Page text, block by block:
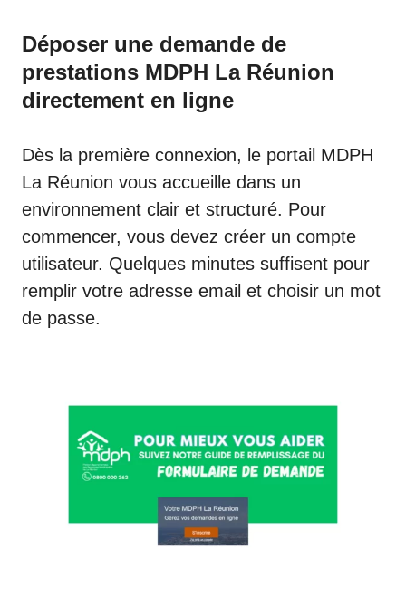
Déposer une demande de
prestations MDPH La Réunion
directement en ligne
Dès la première connexion, le portail MDPH
La Réunion vous accueille dans un
environnement clair et structuré. Pour
commencer, vous devez créer un compte
utilisateur. Quelques minutes suffisent pour
remplir votre adresse email et choisir un mot
de passe.